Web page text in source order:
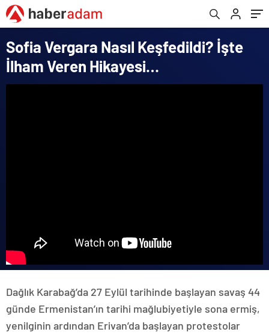
Sofia Vergara Nasıl Keşfedildi? İşte
İlham Veren Hikayesi…
Dağlık Karabağ’da 27 Eylül tarihinde başlayan savaş 44
günde Ermenistan’ın tarihi mağlubiyetiyle sona ermiş,
yenilginin ardından Erivan’da başlayan protestolar